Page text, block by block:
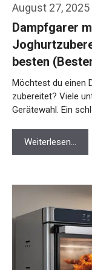
August 27, 2025
Dampfgarer
besten
Möchtest du einen
zubereitet? Viele
Gerätewahl. Ein
Weiterlesen…